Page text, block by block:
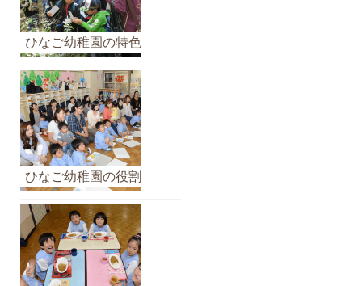
ひなご幼稚園の特色
ひなご幼稚園の役割